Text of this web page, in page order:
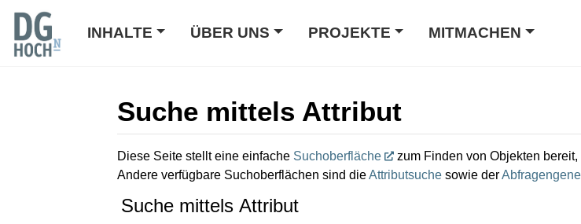
INHALTE ÜBER UNS PROJEKTE MITMACHEN
Suche mittels Attribut
Wechseln zu:Navigation,Suche
Diese Seite stellt eine einfache Suchoberfläche
zum Finden von Objekten
Andere verfügbare Suchoberflächen sind dieAttributsuche sowie der
Suche mittels Attribut